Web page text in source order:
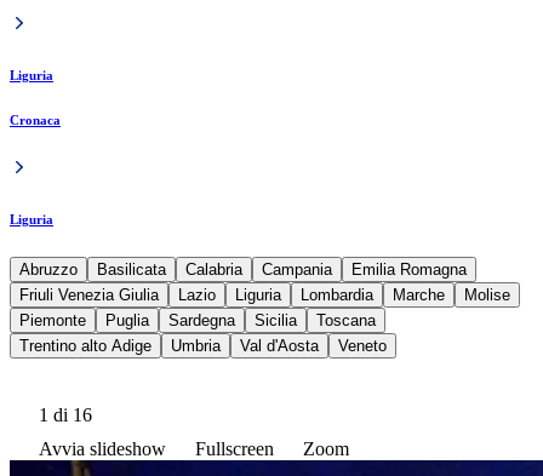
Liguria
Cronaca
Liguria
Abruzzo Basilicata Calabria Campania
Emilia Romagna
Friuli Venezia Giulia
Lazio Liguria Lombardia Marche
Molise
Piemonte
Puglia Sardegna Sicilia
Toscana
Trentino alto Adige
Umbria Val d'Aosta Veneto
1 di 16
Avvia slideshow
Fullscreen Zoom